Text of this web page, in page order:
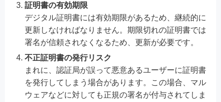
証明書の有効期限
デジタル証明書には有効期限があるため、継続的に
更新しなければなりません。期限切れの証明書では
署名が信頼されなくなるため、更新が必要です。
不正証明書の発行リスク
まれに、認証局が誤って悪意あるユーザーに証明書
を発行してしまう場合があります。この場合、マル
ウェアなどに対しても正規の署名が付与されてしま